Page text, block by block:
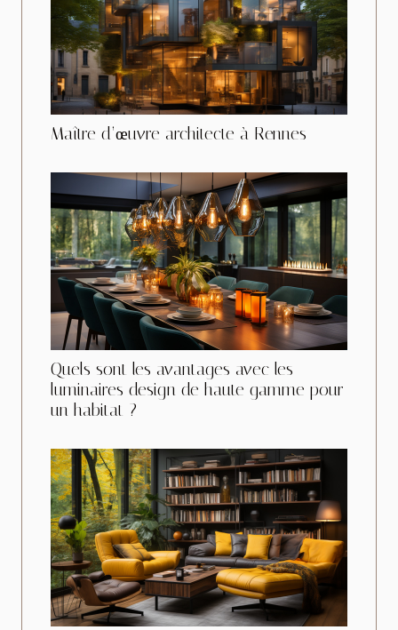
Maître d’œuvre architecte à Rennes
Quels sont les avantages avec les
luminaires design de haute gamme pour
un habitat ?